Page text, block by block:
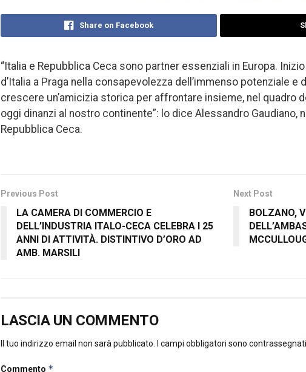
Share on Facebook
“Italia e Repubblica Ceca sono partner essenziali in Europa.
d’Italia a Praga nella consapevolezza dell’immenso potenziale
crescere un’amicizia storica per affrontare insieme, nel quadro
oggi dinanzi al nostro continente”: lo dice Alessandro Gaudiano,
Repubblica Ceca.
Previous Post
LA CAMERA DI COMMERCIO E
DELL’INDUSTRIA ITALO-CECA CELEBRA I 25
ANNI DI ATTIVITÀ. DISTINTIVO D’ORO AD
AMB. MARSILI
Next Post
BOLZANO,
LASCIA UN COMMENTO
Il tuo indirizzo email non sarà pubblicato. I campi obbligatori sono contrassegnati
Commento *